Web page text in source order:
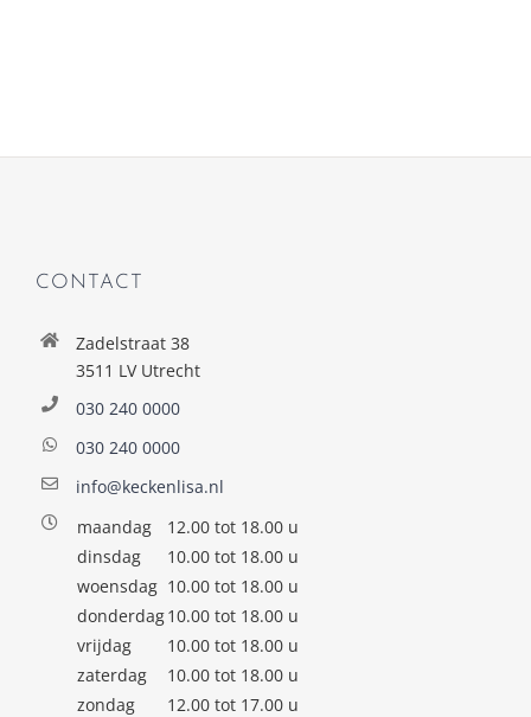
CONTACT
Zadelstraat 38
3511 LV Utrecht
030 240 0000
030 240 0000
info@keckenlisa.nl
maandag
12.00 tot 18.00 u
dinsdag
10.00 tot 18.00 u
woensdag 10.00 tot 18.00 u
donderdag10.00 tot 18.00 u
vrijdag
10.00 tot 18.00 u
zaterdag
10.00 tot 18.00 u
zondag
12.00 tot 17.00 u